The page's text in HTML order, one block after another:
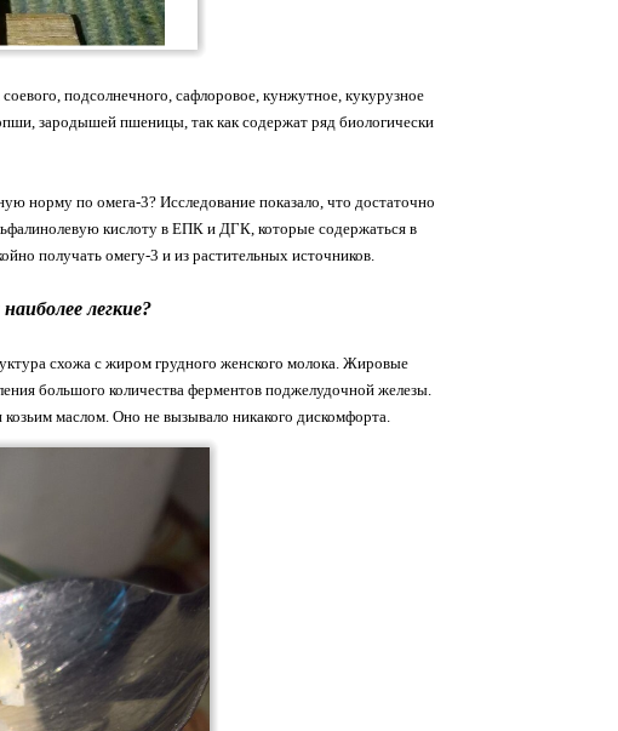
подсолнечного, сафлоровое, кунжутное, кукурузное
зародышей пшеницы, так как содержат ряд биологически
норму по омега-3? Исследование показало, что достаточно
кислоту в ЕПК и ДГК, которые содержаться в
получать омегу-3 и из растительных источников.
легкие?
схожа с жиром грудного женского молока. Жировые
большого количества ферментов поджелудочной железы.
маслом. Оно не вызывало никакого дискомфорта.